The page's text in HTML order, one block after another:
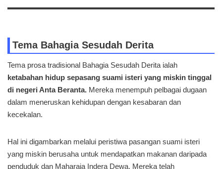
Tema Bahagia Sesudah Derita
Tema prosa tradisional Bahagia Sesudah Derita ialah
ketabahan hidup sepasang suami isteri yang miskin tinggal
di negeri Anta Beranta. Mereka menempuh pelbagai dugaan
dalam meneruskan kehidupan dengan kesabaran dan
kecekalan.
Hal ini digambarkan melalui peristiwa pasangan suami isteri
yang miskin berusaha untuk mendapatkan makanan daripada
penduduk dan Maharaja Indera Dewa. Mereka telah